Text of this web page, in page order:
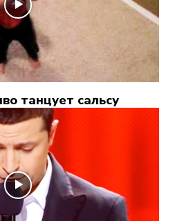
танцует сальсу